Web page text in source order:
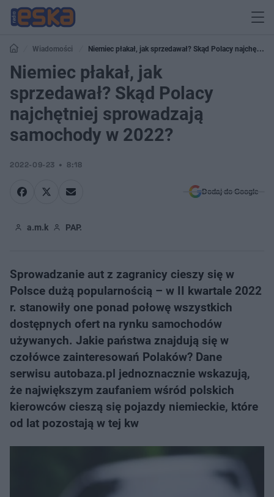
Wiadomości
Niemiec płakał, jak sprzedawał? Skąd Polacy najchętniej
sprowadzają samochody w 2022?
Niemiec płakał, jak
sprzedawał? Skąd Polacy
najchętniej sprowadzają
samochody w 2022?
2022-09-23 8:18
Dodaj do Google
a.m.k PAP.
Sprowadzanie aut z zagranicy cieszy się w
Polsce dużą popularnością – w II kwartale 2022
r. stanowiły one ponad połowę wszystkich
dostępnych ofert na rynku samochodów
używanych. Jakie państwa znajdują się w
czołówce zainteresowań Polaków? Dane
serwisu autobaza.pl jednoznacznie wskazują,
że największym zaufaniem wśród polskich
kierowców cieszą się pojazdy niemieckie, które
od lat pozostają w tej kw